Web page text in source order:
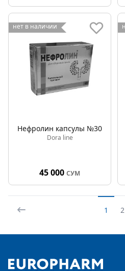
нет в наличии
Нефролин капсулы №30
Dora line
45 000 СУМ
1 2